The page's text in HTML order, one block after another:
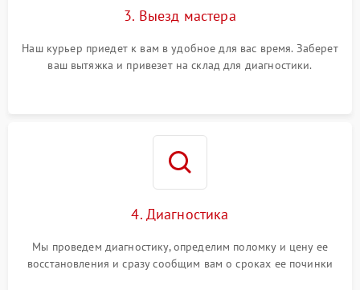
3. Выезд мастера
Наш курьер приедет к вам в удобное для вас время. Заберет
ваш вытяжка и привезет на склад для диагностики.
4. Диагностика
Мы проведем диагностику, определим поломку и цену ее
восстановления и сразу сообщим вам о сроках ее починки